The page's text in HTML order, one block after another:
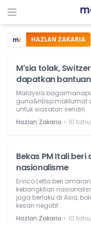
HAZLAN ZAKARIA
M'sia tolak,
dapatkan
Malaysia
guna&nbsp;maklumat
untuk siasatan sendiri.
Hazlan Zakaria ⋅ 10
Bekas PM Itali
nasionalisme
Enrico Letta beri
kebangkitan
juga berlaku di Asia,
kesan negatif.
Hazlan Zakaria ⋅ 10